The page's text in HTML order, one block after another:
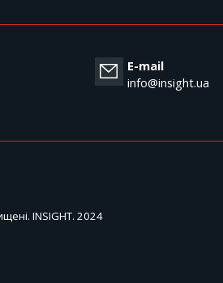
E-mail
info@insight.ua
INSIGHT. 2024